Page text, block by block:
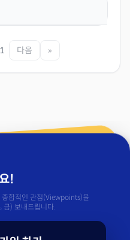
다음 »
!
종합적인 관점(Viewpoints)을
금) 보내드립니다.